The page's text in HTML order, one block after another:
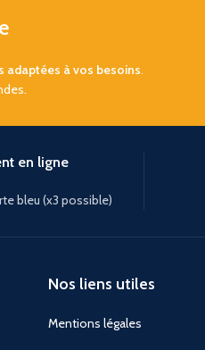
à vos besoins.
en ligne
bleu (x3 possible)
Nos liens utiles
Mentions légales